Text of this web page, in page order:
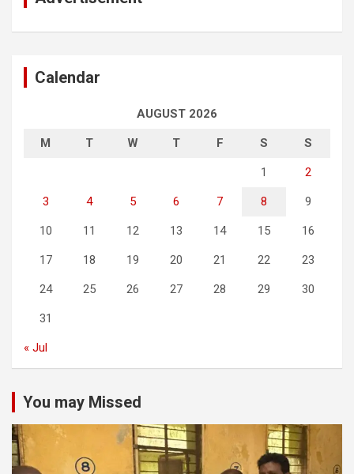
Calendar
AUGUST 2026
M T W T F S S
1 2
3 4 5 6 7 8 9
10 11 12 13 14 15 16
17 18 19 20 21 22 23
24 25 26 27 28 29 30
31
« Jul
You may Missed